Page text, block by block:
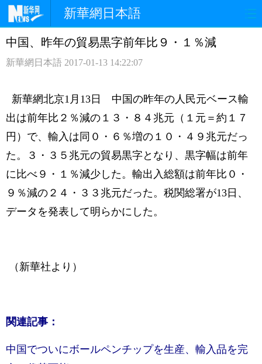
新華網日本語
ホームページ 政治 経済
観光 評論 写真
中日対訳
中国、昨年の貿易黒字前年比９・１％減
新華網日本語 2017-01-13 14:22:07
新華網北京1月13日 中国の昨年の人民元ベース輸
出は前年比２％減の１３・８４兆元（１元＝約１７
円）で、輸入は同０・６％増の１０・４９兆元だっ
た。３・３５兆元の貿易黒字となり、黒字幅は前年
に比べ９・１％減少した。輸出入総額は前年比０・
９％減の２４・３３兆元だった。税関総署が13日、
データを発表して明らかにした。
（新華社より）
関連記事：
中国でついにボールペンチップを生産、輸入品を完